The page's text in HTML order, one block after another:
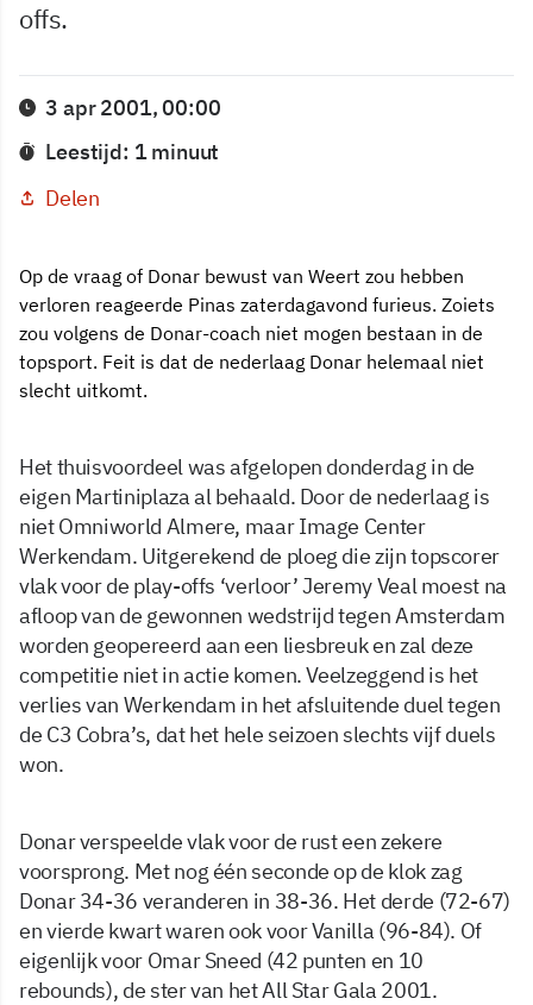
offs.
3 apr 2001, 00:00
Leestijd: 1 minuut
Delen
Op de vraag of Donar bewust van Weert zou hebben
verloren reageerde Pinas zaterdagavond furieus. Zoiets
zou volgens de Donar-coach niet mogen bestaan in de
topsport. Feit is dat de nederlaag Donar helemaal niet
slecht uitkomt.
Het thuisvoordeel was afgelopen donderdag in de
eigen Martiniplaza al behaald. Door de nederlaag is
niet Omniworld Almere, maar Image Center
Werkendam. Uitgerekend de ploeg die zijn topscorer
vlak voor de play-offs ‘verloor’ Jeremy Veal moest na
afloop van de gewonnen wedstrijd tegen Amsterdam
worden geopereerd aan een liesbreuk en zal deze
competitie niet in actie komen. Veelzeggend is het
verlies van Werkendam in het afsluitende duel tegen
de C3 Cobra’s, dat het hele seizoen slechts vijf duels
won.
Donar verspeelde vlak voor de rust een zekere
voorsprong. Met nog één seconde op de klok zag
Donar 34-36 veranderen in 38-36. Het derde (72-67)
en vierde kwart waren ook voor Vanilla (96-84). Of
eigenlijk voor Omar Sneed (42 punten en 10
rebounds), de ster van het All Star Gala 2001.